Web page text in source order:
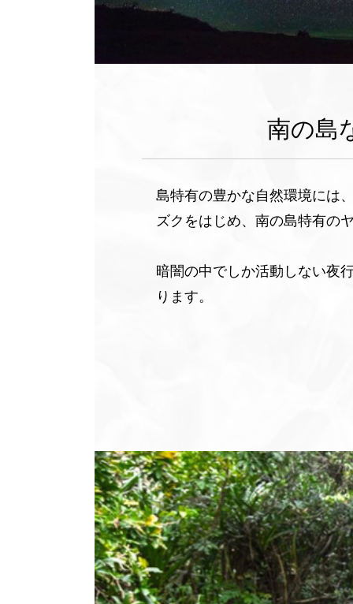
南の島
島特有の豊かな自然環境には
ズクをはじめ、南の島特有の
暗闇の中でしか活動しない夜
ります。